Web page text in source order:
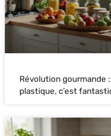
Révolution gourmande
plastique, c’est